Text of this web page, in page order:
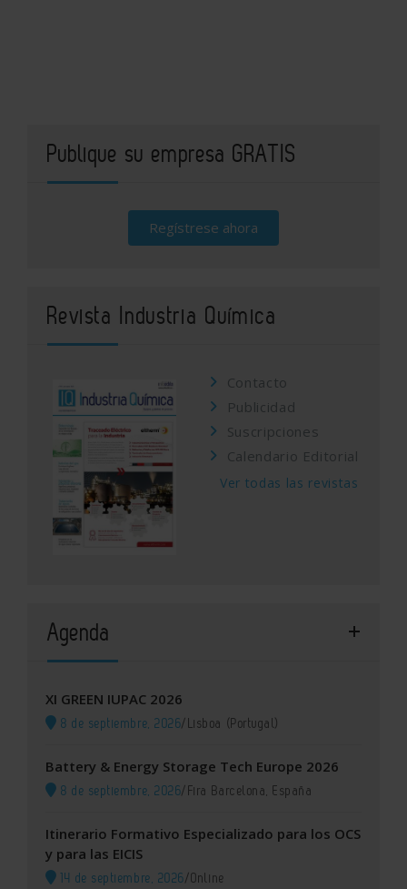
Publique su empresa GRATIS
Regístrese ahora
Revista Industria Química
Contacto
Publicidad
Suscripciones
Calendario Editorial
Ver todas las revistas
Agenda
XI GREEN IUPAC 2026
8 de septiembre, 2026/Lisboa (Portugal)
Battery & Energy Storage Tech Europe 2026
8 de septiembre, 2026/Fira Barcelona, España
Itinerario Formativo Especializado para los OCS
y para las EICIS
14 de septiembre, 2026/Online